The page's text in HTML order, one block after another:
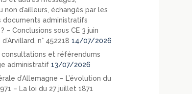
non d’ailleurs, échangés par les
documents administratifs
– Conclusions sous CE 3 juin
n° 452218 14/07/2026
et référendums
administratif 13/07/2026
d’Allemagne – L’évolution du
– La loi du 27 juillet 1871